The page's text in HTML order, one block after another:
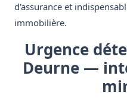
d'assurance et
immobilière.
Urgence
Deurne —